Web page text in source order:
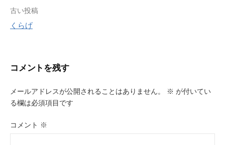
投
稿
ビ
ゲ
ー
シ
古い投稿
くらげ
コメントを残す
メールアドレスが公開されることはありません。 ※ が付いてい
る欄は必須項目です
コメント ※